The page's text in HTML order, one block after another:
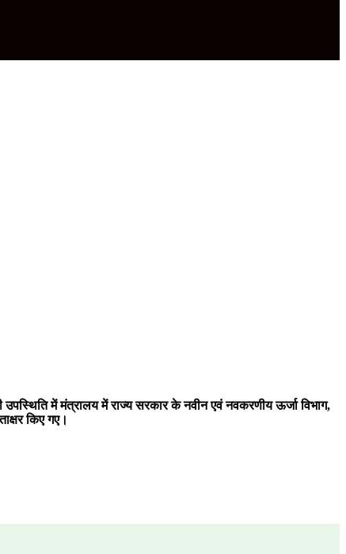
में मंत्रालय में राज्य सरकार के नवीन एवं नवकरणीय ऊर्जा विभाग,
किए गए।